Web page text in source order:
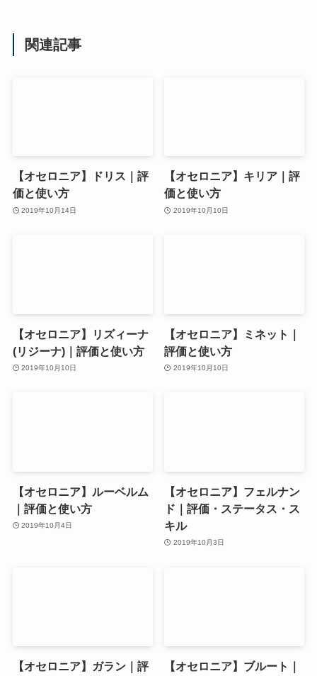
関連記事
【オセロニア】ドリス｜評
価と使い方
2019年10月14日
【オセロニア】キリア｜評
価と使い方
2019年10月10日
【オセロニア】リズィーナ
(リジーナ)｜評価と使い方
2019年10月10日
【オセロニア】ミネット｜
評価と使い方
2019年10月10日
【オセロニア】ルーベルム
｜評価と使い方
2019年10月4日
【オセロニア】フェルナン
ド｜評価・ステータス・ス
キル
2019年10月3日
【オセロニア】ガラン｜評
【オセロニア】ブルート｜